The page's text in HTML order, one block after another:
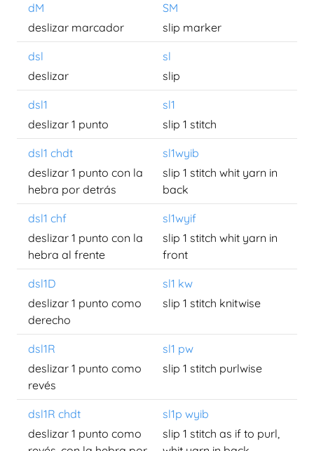
dM
SM
deslizar marcador
slip marker
dsl
sl
deslizar
slip
dsl1
sl1
deslizar 1 punto
slip 1 stitch
dsl1 chdt
sl1wyib
deslizar 1 punto con la
hebra por detrás
slip 1 stitch whit yarn in
back
dsl1 chf
sl1wyif
deslizar 1 punto con la
hebra al frente
slip 1 stitch whit yarn in
front
dsl1D
sl1 kw
deslizar 1 punto como
derecho
slip 1 stitch knitwise
dsl1R
sl1 pw
deslizar 1 punto como
revés
slip 1 stitch purlwise
dsl1R chdt
sl1p wyib
deslizar 1 punto como
slip 1 stitch as if to purl,